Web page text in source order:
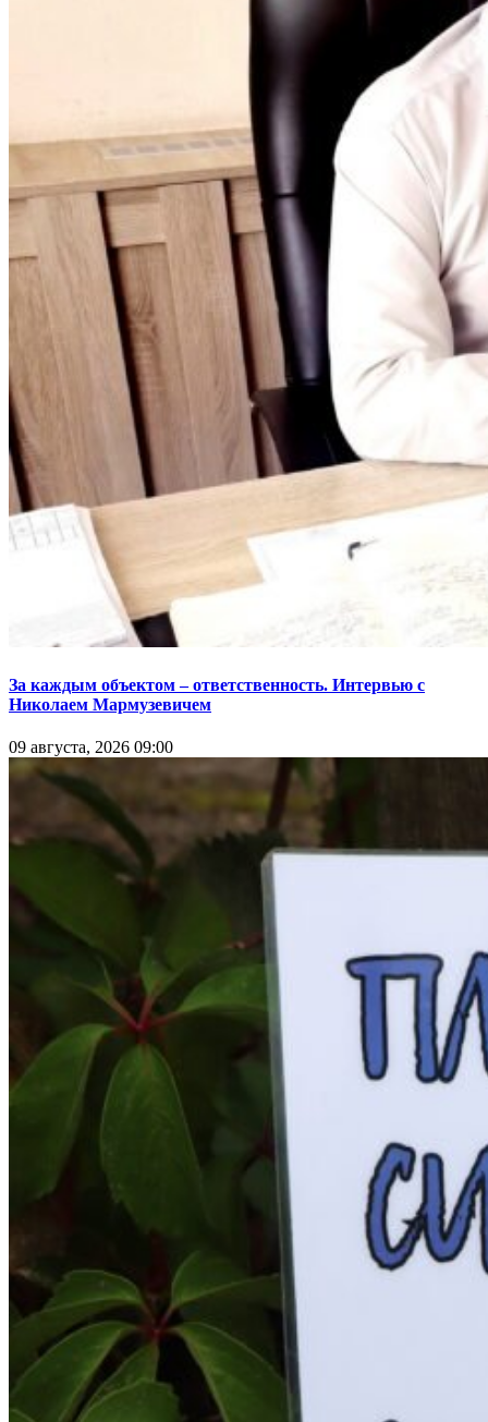
За каждым объектом – ответственность. Интервью с
Николаем Мармузевичем
09 августа, 2026 09:00